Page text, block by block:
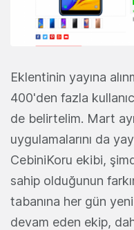
Eklentinin yayına
400'den fazla
de belirtelim. Mart
uygulamalarını da
CebiniKoru ekibi,
sahip olduğunun
tabanına her gün
devam eden ekip,